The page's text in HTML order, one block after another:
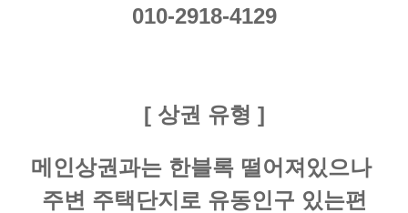
010-2918-4129
[ 상권 유형 ]
메인상권과는 한블록 떨어져있으나
주변 주택단지로 유동인구 있는편